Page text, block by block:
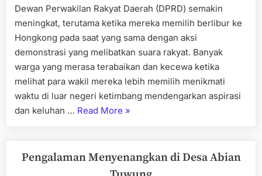
Dewan Perwakilan Rakyat Daerah (DPRD) semakin
meningkat, terutama ketika mereka memilih berlibur ke
Hongkong pada saat yang sama dengan aksi
demonstrasi yang melibatkan suara rakyat. Banyak
warga yang merasa terabaikan dan kecewa ketika
melihat para wakil mereka lebih memilih menikmati
waktu di luar negeri ketimbang mendengarkan aspirasi
dan keluhan … Read More “DPRD
Liburan
»
Pengalaman Menyenangkan di Desa Abian